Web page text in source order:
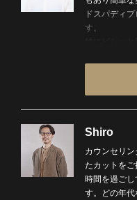
ドスパディ
す。
特にビシッ
い！お客様
きます。お
おります。
希望に寄り
待ちしてお
Shiro
カウンセリ
たカットを
時間を過ごし
す。どの年